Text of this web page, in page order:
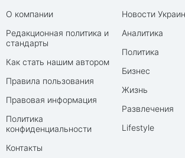
О компании
Редакционная политика и
стандарты
Как стать нашим автором
Правила пользования
Правовая информация
Политика
конфиденциальности
Контакты
Новости
Аналитика
Политика
Бизнес
Жизнь
Развлечения
Lifestyle